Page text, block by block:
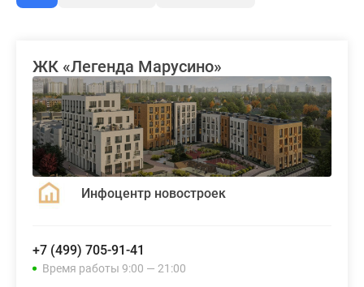
ЖК «Легенда Марусино»
Инфоцентр новостроек
+7 (499) 705-91-41
Время работы 9:00 — 21:00